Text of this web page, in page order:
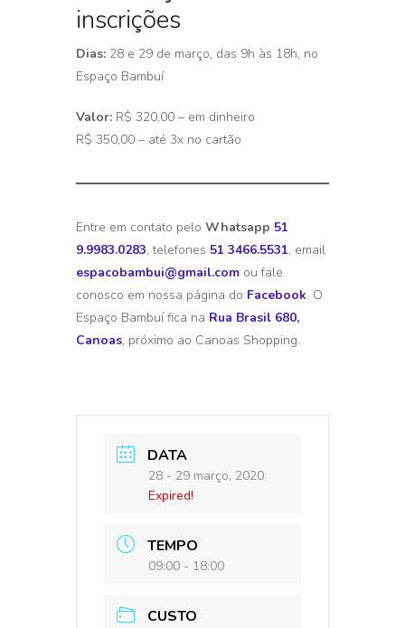
inscrições
Dias: 28 e 29 de março, das 9h às 18h, no
Espaço Bambuí
Valor: R$ 320,00 – em dinheiro
R$ 350,00 – até 3x no cartão
Entre em contato pelo Whatsapp 51
9.9983.0283, telefones 51 3466.5531, email
espacobambui@gmail.com ou fale
conosco em nossa página do Facebook. O
Espaço Bambuí fica na Rua Brasil 680,
Canoas, próximo ao Canoas Shopping.
DATA
28 - 29 março, 2020
Expired!
TEMPO
09:00 - 18:00
CUSTO